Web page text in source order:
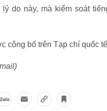
do này, mà kiểm soát
công bố trên Tạp chí quốc